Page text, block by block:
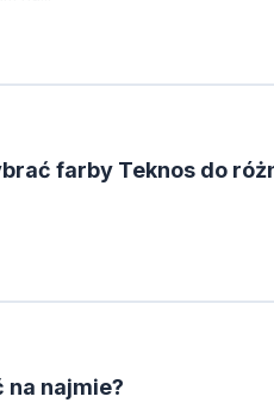
farby Teknos do
najmie?